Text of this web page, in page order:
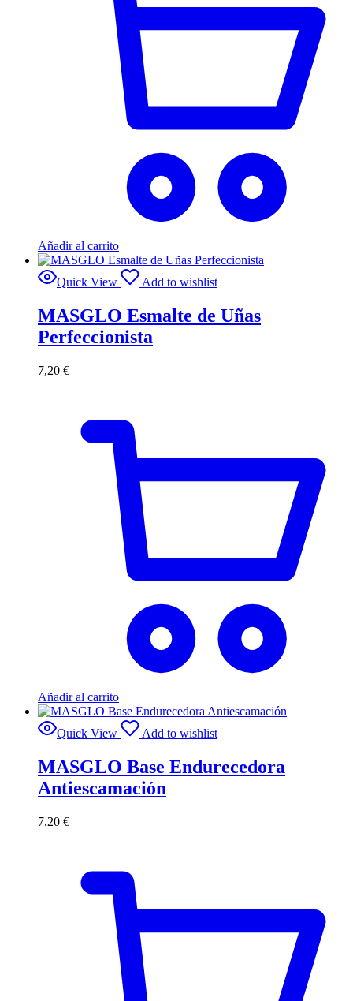
Añadir al carrito
Quick View Add to wishlist
MASGLO Esmalte de Uñas
Perfeccionista
7,20 €
Añadir al carrito
Quick View Add to wishlist
MASGLO Base Endurecedora
Antiescamación
7,20 €